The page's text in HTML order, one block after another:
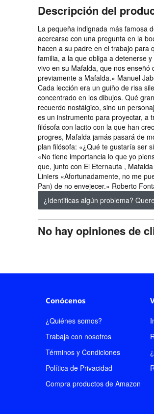
Descripción del
La pequeña indignada más famosa
acercarse con una pregunta en la
hacen a su padre en el trabajo para
familia, a la que obliga a detenerse
vivo en su Mafalda, que nos
previamente a Mafalda.» Manuel
Cada lección era un guiño de risa
concentrado en los dibujos. Qué
recuerdo nostálgico, sino un
es un instrumento para proyectar, a
filósofa con lacito con la que han
progres, Mafalda jamás pasará de
plan filósofa: «¿Qué te gustaría ser
«No tiene importancia lo que yo
que, junto con El Eternauta ,
Liniers «Afortunadamente, no me
Pan) de no envejecer.» Roberto
¿Identificas algún problema?
No hay opiniones de
Conócenos
¿Quiénes somos?
Trabaja con nosotros
Términos y Condiciones
Política de Privacidad
Compra productos de Amazon